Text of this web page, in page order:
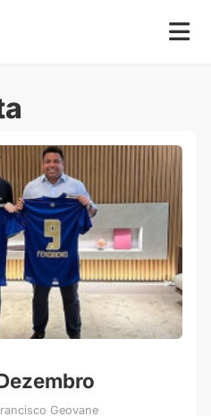
Geovane